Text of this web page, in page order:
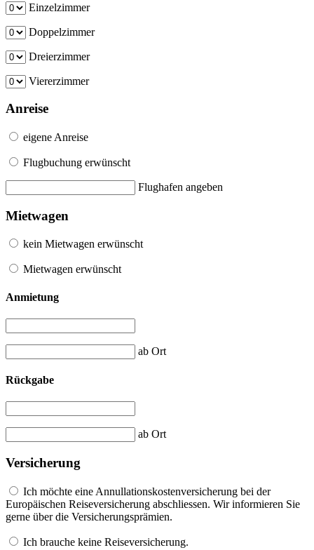
Einzelzimmer
Doppelzimmer
Dreierzimmer
Viererzimmer
Anreise
eigene Anreise
Flugbuchung erwünscht
Flughafen angeben
Mietwagen
kein Mietwagen erwünscht
Mietwagen erwünscht
Anmietung
ab Ort
Rückgabe
ab Ort
Versicherung
Ich möchte eine Annullationskostenversicherung bei der
Europäischen Reiseversicherung abschliessen. Wir informieren Sie
gerne über die Versicherungsprämien.
Ich brauche keine Reiseversicherung.